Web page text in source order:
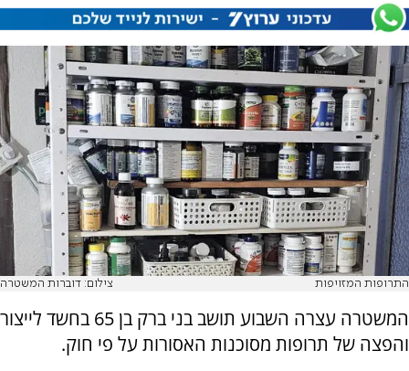
התרופות המזויפות צילום: דוברות המשטרה
המשטרה עצרה השבוע תושב בני ברק בן 65 בחשד לייצור
והפצה של תרופות מסוכנות האסורות על פי חוק.